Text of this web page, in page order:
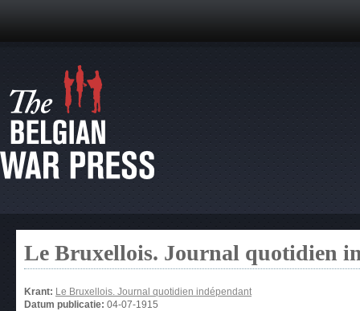
Le Bruxellois. Journal quotidien
Krant: Le Bruxellois. Journal quotidien indépendant
Datum publicatie: 04-07-1915